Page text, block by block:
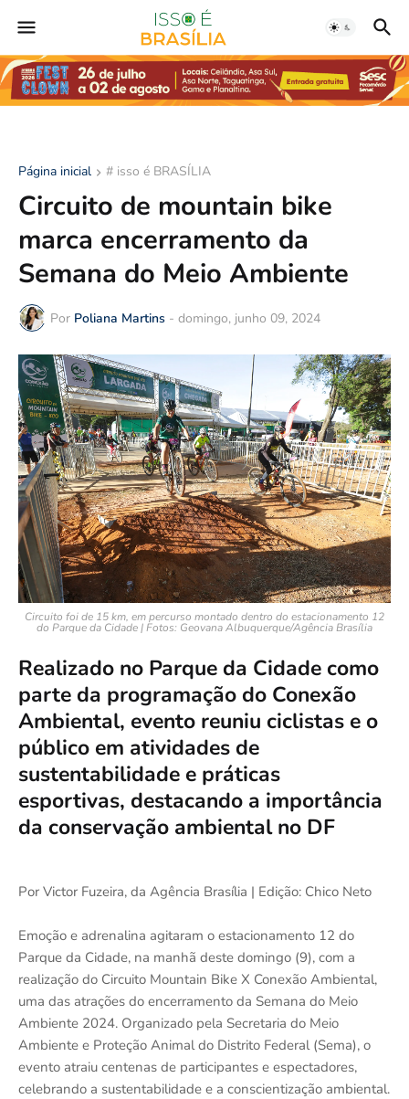
Página inicial # isso é BRASÍLIA
Circuito de mountain bike
marca encerramento da
Semana do Meio Ambiente
Por Poliana Martins - domingo, junho 09, 2024
Circuito foi de 15 km, em percurso montado dentro do estacionamento 12
do Parque da Cidade | Fotos: Geovana Albuquerque/Agência Brasília
Realizado no Parque da Cidade como
parte da programação do Conexão
Ambiental, evento reuniu ciclistas e o
público em atividades de
sustentabilidade e práticas
esportivas, destacando a importância
da conservação ambiental no DF
Por Victor Fuzeira, da Agência Brasília | Edição: Chico Neto
Emoção e adrenalina agitaram o estacionamento 12 do
Parque da Cidade, na manhã deste domingo (9), com a
realização do Circuito Mountain Bike X Conexão Ambiental,
uma das atrações do encerramento da Semana do Meio
Ambiente 2024. Organizado pela Secretaria do Meio
Ambiente e Proteção Animal do Distrito Federal (Sema), o
evento atraiu centenas de participantes e espectadores,
celebrando a sustentabilidade e a conscientização ambiental.